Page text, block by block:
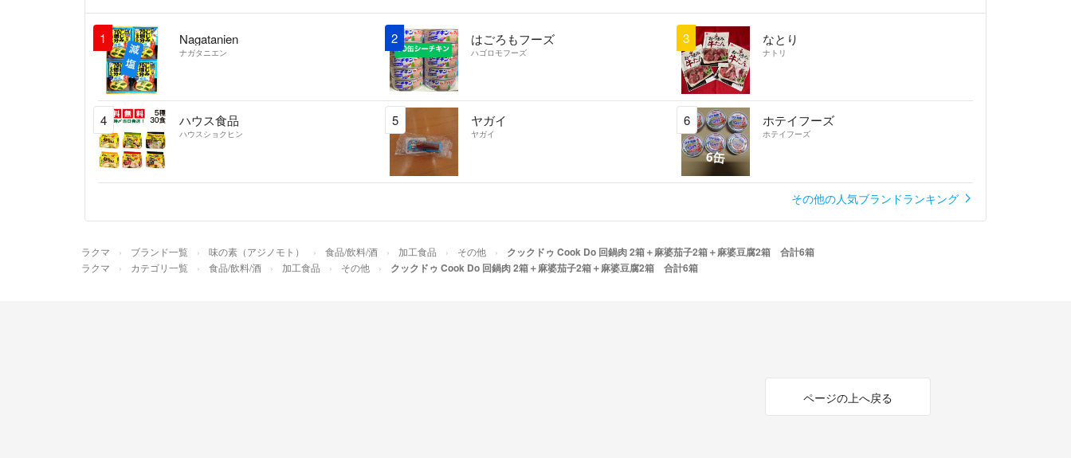
1 Nagatanien
ナガタニエン
2 はごろもフーズ
ハゴロモフーズ
3 なとり
ナトリ
4 ハウス食品
ハウスショクヒン
5 ヤガイ
ヤガイ
6 ホテイフーズ
ホテイフーズ
その他の人気ブランドランキング
ラクマ ブランド一覧 味の素（アジノモト） 食品/飲料/酒 加工食品 その他 クックドゥ Cook Do 回鍋肉 2箱＋麻婆茄子2箱＋麻婆豆腐2箱 合計6箱
ラクマ カテゴリ一覧 食品/飲料/酒 加工食品 その他 クックドゥ Cook Do 回鍋肉 2箱＋麻婆茄子2箱＋麻婆豆腐2箱 合計6箱
ページの上へ戻る